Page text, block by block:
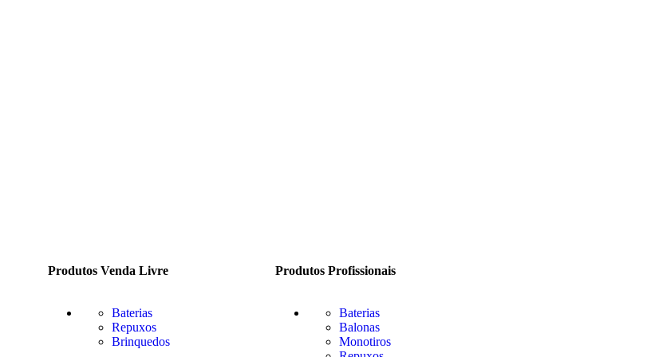
Produtos Venda Livre
Baterias
Repuxos
Brinquedos
Produtos Profissionais
Baterias
Balonas
Monotiros